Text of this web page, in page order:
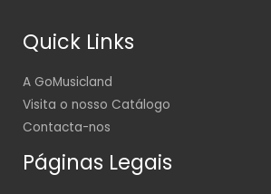
Quick Links
A GoMusicland
Visita o nosso Catálogo
Contacta-nos
Páginas Legais